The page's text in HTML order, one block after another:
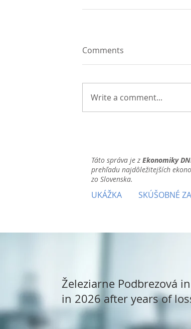
Comments
Write a comment...
Táto správa je z Ekonomiky
prehľadu najdôležitejších
zo Slovenska.
UKÁŽKA SKÚŠOBNÉ
Železiarne Podbrezová in
in 2026 after years of